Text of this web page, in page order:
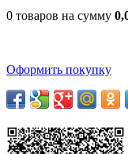
0 товаров на сумму
Оформить покупку